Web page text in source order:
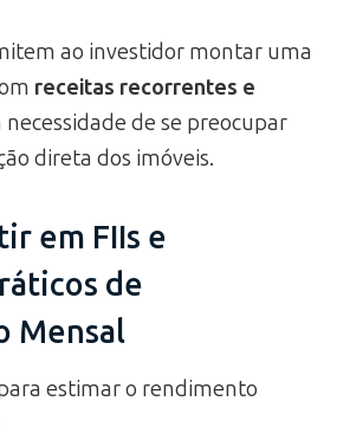
ao investidor montar uma
receitas recorrentes e
necessidade de se preocupar
direta dos imóveis.
em FIIs e
de
Mensal
estimar o rendimento